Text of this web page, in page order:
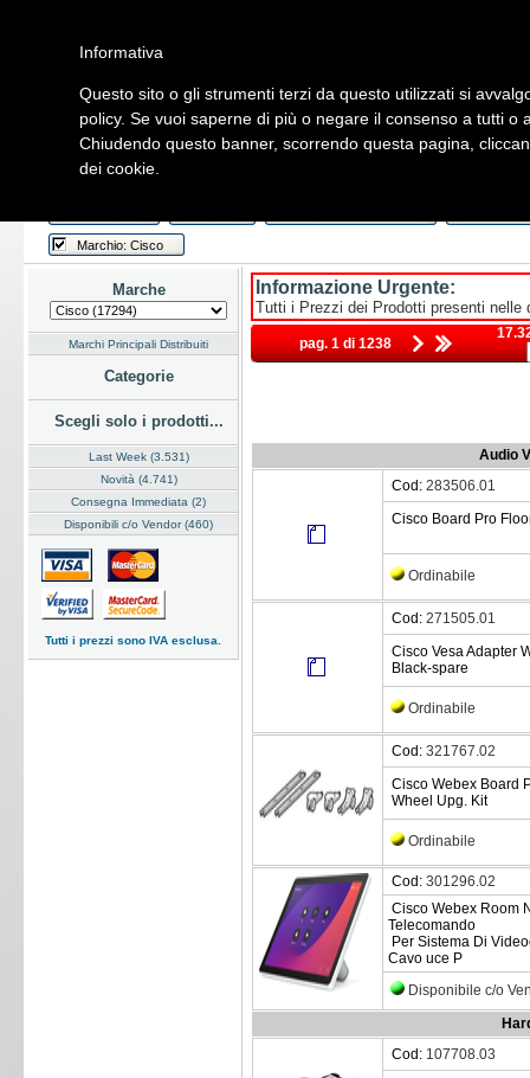
Home Listino Marchi Dati Cliente Servizi Company
Hardware Software Fotografia Telefonia Audio Video
Marchio: Cisco
Marche
Marchi Principali Distribuiti
Categorie
Scegli solo i prodotti...
Last Week (3.531)
Novità (4.741)
Consegna Immediata (2)
Disponibili c/o Vendor (460)
Tutti i prezzi sono IVA esclusa.
Informazione Urgente:
Tutti i Prezzi dei Prodotti presenti
pag. 1 di 1238
Audio
Cod: 283506.01
Cisco Board Pro
Ordinabile
Cod: 271505.01
Cisco Vesa Adapter
Black-spare
Ordinabile
Cod: 321767.02
Cisco Webex Board
Wheel Upg. Kit
Ordinabile
Cod: 301296.02
Cisco Webex Room
Telecomando
Per Sistema Di
Cavo uce P
Disponibile c/o
Cod: 107708.03
Informativa
Questo sito o gli strumenti terzi da questo utilizzati si
policy. Se vuoi saperne di più o negare il consenso a tutti o
Chiudendo questo banner, scorrendo questa pagina,
dei cookie.